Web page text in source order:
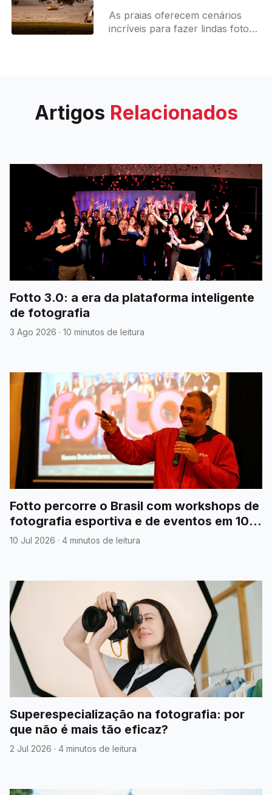
As praias oferecem cenários
incríveis para fazer lindas fotos
Artigos Relacionados
Fotto 3.0: a era da plataforma inteligente
de fotografia
3 Ago 2026 · 10 minutos de leitura
Fotto percorre o Brasil com workshops de
fotografia esportiva e de eventos em 10
cidades no primeiro semestre de 2026
10 Jul 2026 · 4 minutos de leitura
Superespecialização na fotografia: por
que não é mais tão eficaz?
2 Jul 2026 · 4 minutos de leitura